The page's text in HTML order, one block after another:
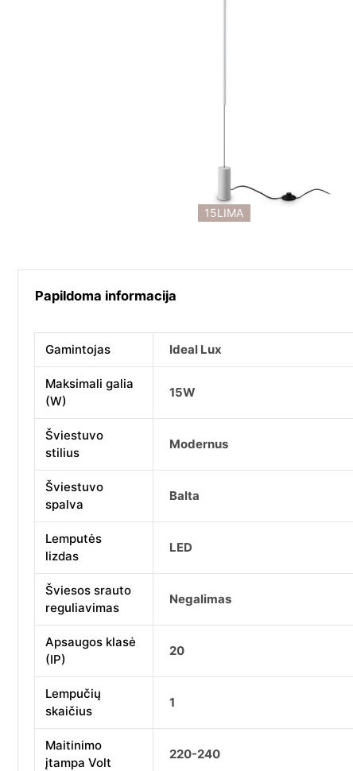
15LIMA
Papildoma informacija
Gamintojas Ideal Lux
Maksimali galia
(W)
15W
Šviestuvo
stilius
Modernus
Šviestuvo
spalva
Balta
Lemputės
lizdas
LED
Šviesos srauto
reguliavimas
Negalimas
Apsaugos klasė
(IP)
20
Lempučių
skaičius
1
Maitinimo
įtampa Volt
220-240